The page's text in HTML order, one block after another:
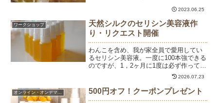
ル状の美容液です。おうちで簡単に作れ
て、殺菌処理をしているので未開栓の状
態で6ヶ月以上保存ができ...
2023.06.25
ワークショップ
天然シルクのセリシン美容液作
り・リクエスト開催
わんこを含め、我が家全員で愛用してい
るセリシン美容液。一度に100本強できる
のですが、1，2ヶ月に1度は必ず作ってい
ます。不定期開催で大磯駅前湘南ギャラ
リーえんさんでワークショップをしてい
るのですが、興味はあるけど日程が合わ
なくて残念という...
2026.07.23
500円オフ！クーポンプレゼント